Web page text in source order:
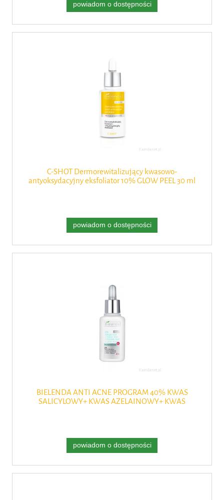
powiadom o dostępności
C-SHOT Dermorewitalizujący kwasowo-
antyoksydacyjny eksfoliator 10% GLOW PEEL 30 ml
powiadom o dostępności
BIELENDA ANTI ACNE PROGRAM 40% KWAS
SALICYLOWY+ KWAS AZELAINOWY+ KWAS
powiadom o dostępności